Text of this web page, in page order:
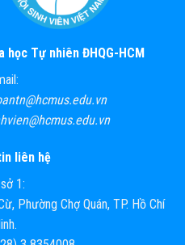
Tự nhiên ĐHQG-HCM
liên hệ
1:
Phường Chợ Quán, TP. Hồ Chí